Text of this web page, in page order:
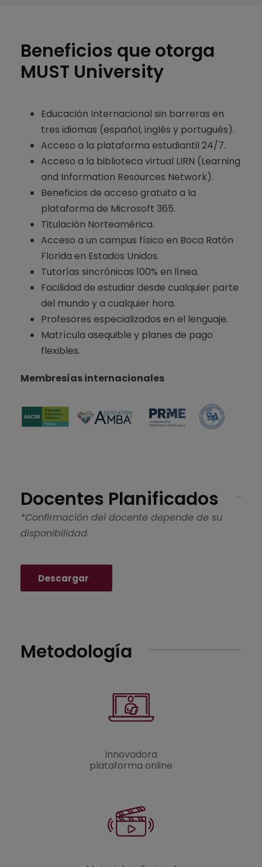
Beneficios que otorga
MUST University
Educación Internacional sin barreras en
tres idiomas (español, inglés y portugués).
Acceso a la plataforma estudiantil 24/7.
Acceso a la biblioteca virtual LIRN (Learning
and Information Resources Network).
Beneficios de acceso gratuito a la
plataforma de Microsoft 365.
Titulación Norteamérica.
Acceso a un campus físico en Boca Ratón
Florida en Estados Unidos.
Tutorías sincrónicas 100% en línea.
Facilidad de estudiar desde cualquier parte
del mundo y a cualquier hora.
Profesores especializados en el lenguaje.
Matrícula asequible y planes de pago
flexibles.
Membresías internacionales
Docentes Planificados
*Confirmación del docente depende de su
disponibilidad.
Descargar
Metodología
Innovadora
plataforma online